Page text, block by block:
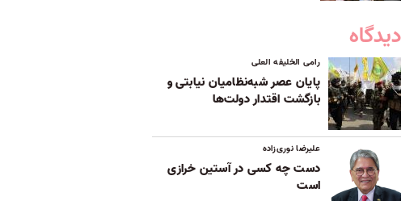
دیدگاه
رامی الخلیفه العلی
پایان عصر شبه‌نظامیان نیابتی و
بازگشت اقتدار دولت‌ها
علیرضا نوری‌زاده
دست چه کسی در آستین خرازی
است